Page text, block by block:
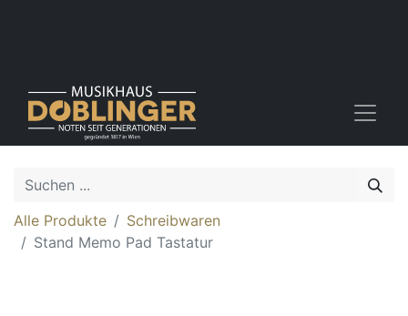
Alle Produkte
Schreibwaren
Stand Memo Pad Tastatur